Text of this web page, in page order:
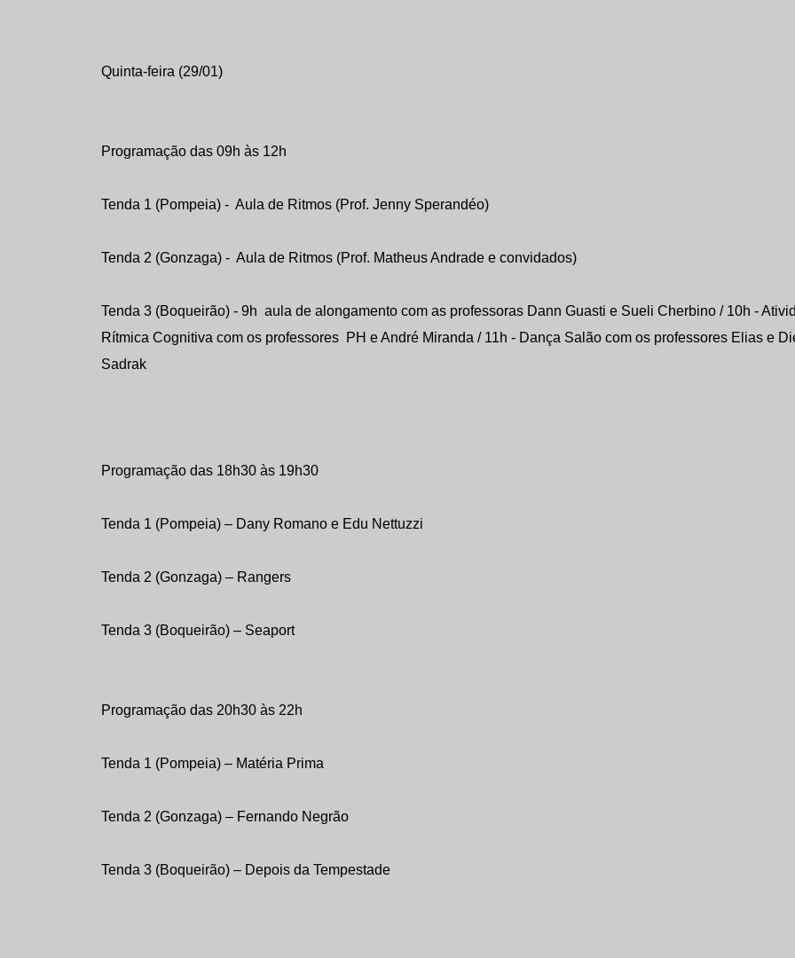
Quinta-feira (29/01)
Programação das 09h às 12h
Tenda 1 (Pompeia) - Aula de Ritmos (Prof. Jenny Sperandéo)
Tenda 2 (Gonzaga) - Aula de Ritmos (Prof. Matheus Andrade e convidados)
Tenda 3 (Boqueirão) - 9h aula de alongamento com as professoras Dann Guasti e Sueli Cherbino / 10h -
Rítmica Cognitiva com os professores PH e André Miranda / 11h - Dança Salão com os professores Elias e
Sadrak
Programação das 18h30 às 19h30
Tenda 1 (Pompeia) – Dany Romano e Edu Nettuzzi
Tenda 2 (Gonzaga) – Rangers
Tenda 3 (Boqueirão) – Seaport
Programação das 20h30 às 22h
Tenda 1 (Pompeia) – Matéria Prima
Tenda 2 (Gonzaga) – Fernando Negrão
Tenda 3 (Boqueirão) – Depois da Tempestade